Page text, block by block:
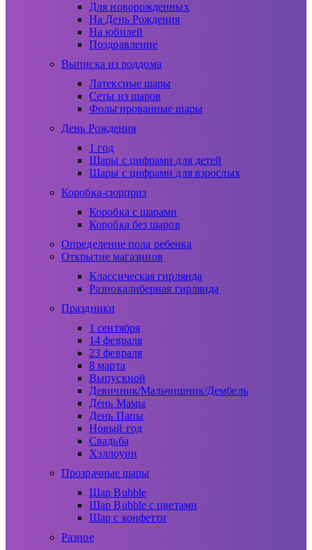
Для новорожденных
На День Рождения
На юбилей
Поздравление
Выписка из роддома
Латексные шары
Сеты из шаров
Фольгированные шары
День Рождения
1 год
Шары с цифрами для детей
Шары с цифрами для взрослых
Коробка-сюрприз
Коробка с шарами
Коробка без шаров
Определение пола ребенка
Открытие магазинов
Классическая гирлянда
Разнокалиберная гирлянда
Праздники
1 сентября
14 февраля
23 февраля
8 марта
Выпускной
Девичник/Мальчишник/Дембель
День Мамы
День Папы
Новый год
Свадьба
Хэллоуин
Прозрачные шары
Шар Bubble
Шар Bubble с цветами
Шар с конфетти
Разное